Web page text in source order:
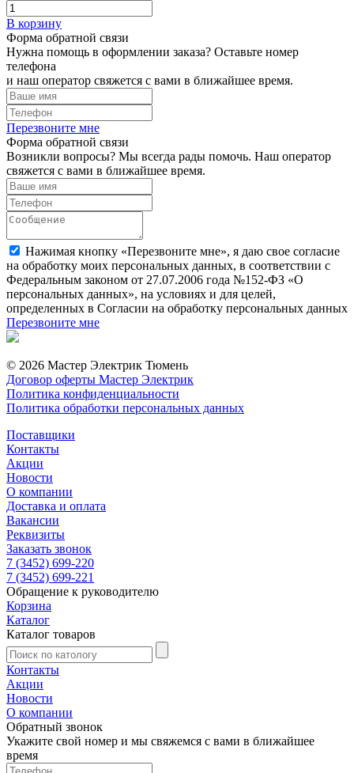
В корзину
Форма обратной связи
Нужна помощь в оформлении заказа? Оставьте номер
телефона
и наш оператор свяжется с вами в ближайшее время.
Перезвоните мне
Форма обратной связи
Возникли вопросы? Мы всегда рады помочь. Наш оператор
свяжется с вами в ближайшее время.
Нажимая кнопку «Перезвоните мне», я даю свое согласие
на обработку моих персональных данных, в соответствии с
Федеральным законом от 27.07.2006 года №152-ФЗ «О
персональных данных», на условиях и для целей,
определенных в Согласии на обработку персональных данных
Перезвоните мне
© 2026 Мастер Электрик Тюмень
Договор оферты Мастер Электрик
Политика конфиденциальности
Политика обработки персональных данных
Поставщики
Контакты
Акции
Новости
О компании
Доставка и оплата
Вакансии
Реквизиты
Заказать звонок
7 (3452) 699-220
7 (3452) 699-221
Обращение к руководителю
Корзина
Каталог
Каталог товаров
Контакты
Акции
Новости
О компании
Обратный звонок
Укажите свой номер и мы свяжемся с вами в ближайшее
время